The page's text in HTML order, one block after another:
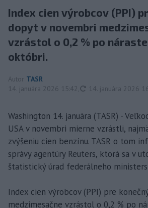
Index cien výrobcov (PPI)
dopyt v novembri
vzrástol o 0,2 % po náraste
októbri.
Autor TASR
14. januára 2026 15:42
aktualizované
14. januára 2026
Washington 14. januára (TASR) -
USA v novembri mierne vzrástli,
zvýšeniu cien benzínu. TASR o tom
správy agentúry Reuters, ktorá sa v
štatistický úrad federálneho
Index cien výrobcov (PPI) pre
medzimesačne vzrástol o 0,2 % po